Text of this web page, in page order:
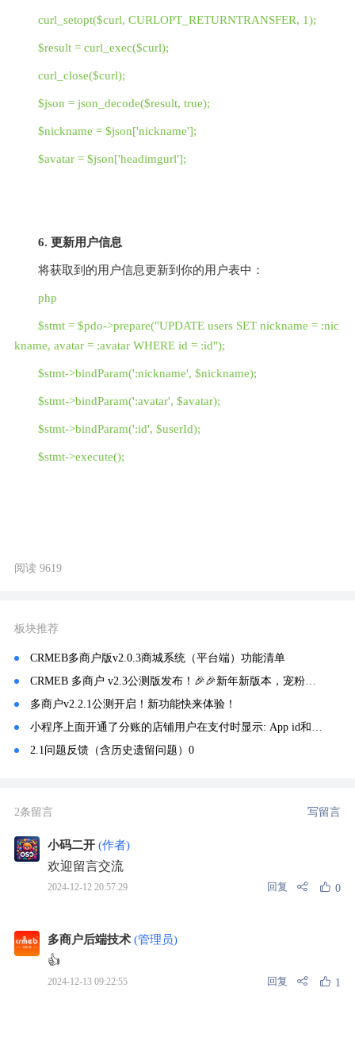
curl_setopt($curl, CURLOPT_RETURNTRANSFER, 1);
$result = curl_exec($curl);
curl_close($curl);
$json = json_decode($result, true);
$nickname = $json['nickname'];
$avatar = $json['headimgurl'];
6. 更新用户信息
将获取到的用户信息更新到你的用户表中：
php
$stmt = $pdo->prepare("UPDATE users SET nickname = :nic
kname, avatar = :avatar WHERE id = :id");
$stmt->bindParam(':nickname', $nickname);
$stmt->bindParam(':avatar', $avatar);
$stmt->bindParam(':id', $userId);
$stmt->execute();
阅读 9619
板块推荐
CRMEB多商户版v2.0.3商城系统（平台端）功能清单
CRMEB 多商户 v2.3公测版发布！🎉🎉新年新版本，宠粉福利到！
多商户v2.2.1公测开启！新功能快来体验！
小程序上面开通了分账的店铺用户在支付时显示: App id和open id不匹配。
2.1问题反馈（含历史遗留问题）0
2条留言 写留言
小码二开 (作者)
欢迎留言交流
2024-12-12 20:57:29 回复 0
多商户后端技术 (管理员)
👍
2024-12-13 09:22:55 回复 1